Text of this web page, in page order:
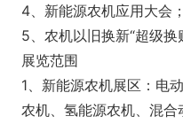
4、新能源农机应用大会；
5、农机以旧换新“超级换
展览范围
1、新能源农机展区：电
农机、氢能源农机、混合